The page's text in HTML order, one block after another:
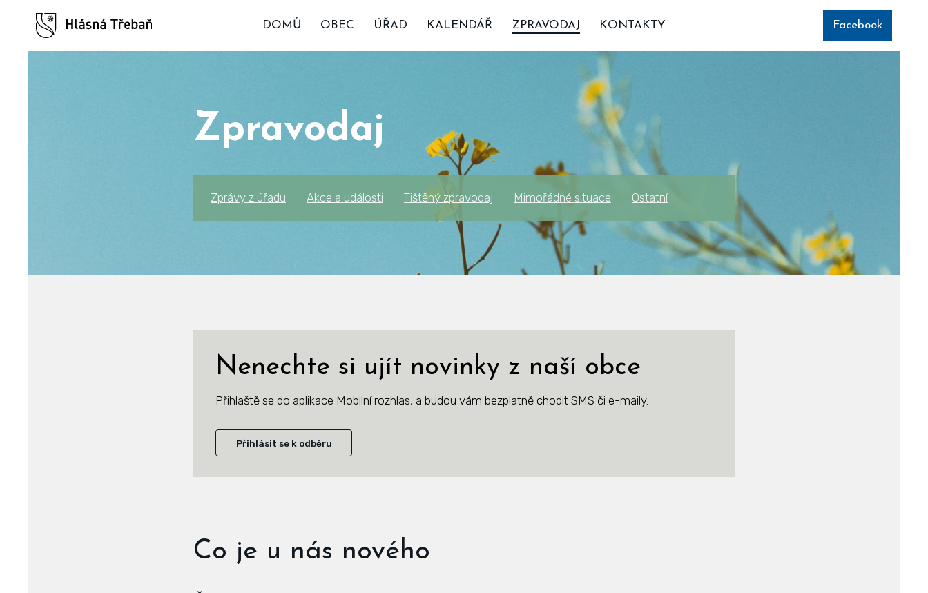
DOMŮ OBEC ÚŘAD KALENDÁŘ ZPRAVODAJ KONTAKTY Facebook
Zpravodaj
Zprávy z úřadu Akce a události Tištěný zpravodaj Mimořádné situace Ostatní
Nenechte si ujít novinky z naší obce
Přihlaště se do aplikace Mobilní rozhlas, a budou vám bezplatně chodit SMS či e-maily.
Přihlásit se k odběru
Co je u nás nového